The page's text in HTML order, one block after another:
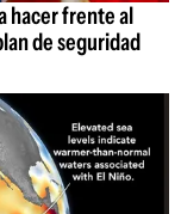
hacer frente al
de seguridad